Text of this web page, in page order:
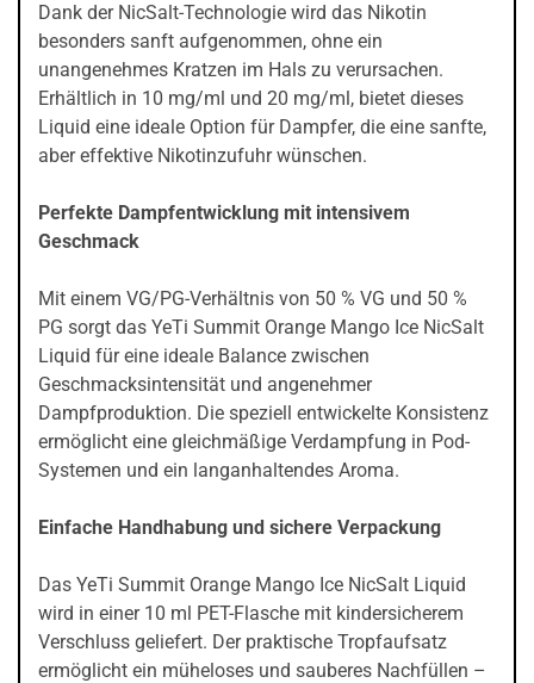
Dank der NicSalt-Technologie wird das Nikotin
besonders sanft aufgenommen, ohne ein
unangenehmes Kratzen im Hals zu verursachen.
Erhältlich in 10 mg/ml und 20 mg/ml, bietet dieses
Liquid eine ideale Option für Dampfer, die eine sanfte,
aber effektive Nikotinzufuhr wünschen.
Perfekte Dampfentwicklung mit intensivem
Geschmack
Mit einem VG/PG-Verhältnis von 50 % VG und 50 %
PG sorgt das YeTi Summit Orange Mango Ice NicSalt
Liquid für eine ideale Balance zwischen
Geschmacksintensität und angenehmer
Dampfproduktion. Die speziell entwickelte Konsistenz
ermöglicht eine gleichmäßige Verdampfung in Pod-
Systemen und ein langanhaltendes Aroma.
Einfache Handhabung und sichere Verpackung
Das YeTi Summit Orange Mango Ice NicSalt Liquid
wird in einer 10 ml PET-Flasche mit kindersicherem
Verschluss geliefert. Der praktische Tropfaufsatz
ermöglicht ein müheloses und sauberes Nachfüllen –